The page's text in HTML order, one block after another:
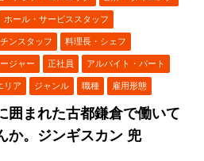
ホール・サービススタッフ
ンスタッフ 料理長・シェフ
ジャー 正社員 アルバイト・パート
リア ジャンル 職種 雇用形態
囲まれた古都鎌倉で働いて
か。ジンギスカン 兜